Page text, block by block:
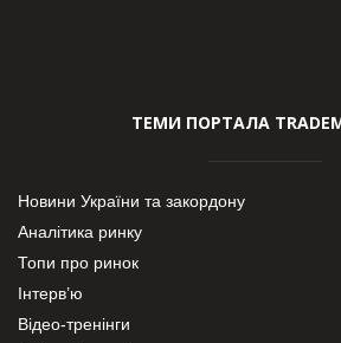
ТЕМИ ПОРТАЛА
Новини України та закордону
Аналітика ринку
Топи про ринок
Інтерв’ю
Відео-тренінги